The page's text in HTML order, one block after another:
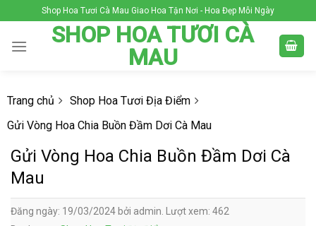
to
content
Shop Hoa Tươi Cà Mau Giao Hoa Tận Nơi - Hoa Đẹp Mỗi Ngày
SHOP HOA TƯƠI CÀ
MAU
Trang chủ
Shop Hoa Tươi Địa Điểm
Gửi Vòng Hoa Chia Buồn Đầm Dơi Cà Mau
Gửi Vòng Hoa Chia Buồn Đầm Dơi Cà
Mau
Đăng ngày: 19/03/2024 bởi admin. Lượt xem: 462